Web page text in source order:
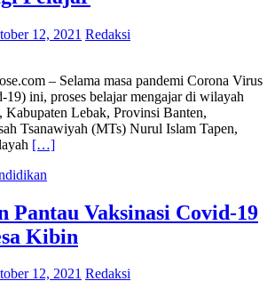
12, 2021 Redaksi
– Selama masa pandemi Corona Virus
19) ini, proses belajar mengajar di wilayah
Kabupaten Lebak, Provinsi Banten,
Tsanawiyah (MTs) Nurul Islam Tapen,
[…]
Pantau Vaksinasi Covid-19
Kibin
12, 2021 Redaksi